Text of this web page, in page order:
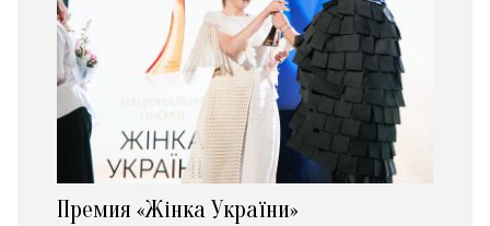
Премия «Жінка України»